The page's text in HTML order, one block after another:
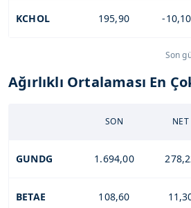
KCHOL 195,90 -10,10
Son
Ağırlıklı Ortalaması En
SON NET
GUNDG 1.694,00
BETAE 108,60